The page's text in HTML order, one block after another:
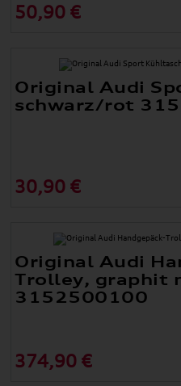
50,90 €
Original Audi
schwarz/rot
30,90 €
Original Audi
Trolley, graphit
3152500100
374,90 €